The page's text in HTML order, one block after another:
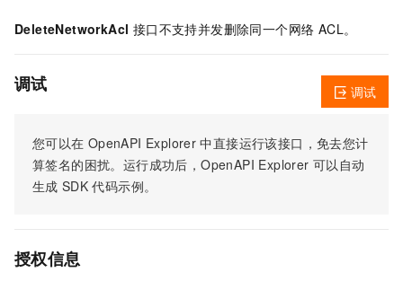
DeleteNetworkAcl 接口不支持并发删除同一个网络 ACL。
调试
您可以在 OpenAPI Explorer 中直接运行该接口，免去您计
算签名的困扰。运行成功后，OpenAPI Explorer 可以自动
生成 SDK 代码示例。
调试
授权信息